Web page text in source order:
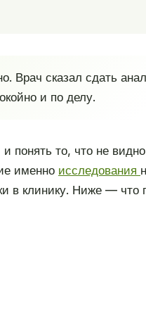
Врач сказал сдать
и по делу.
понять то, что не
именно исследования
в клинику. Ниже — что